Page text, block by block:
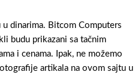
dinarima. Bitcom Computers
budu prikazani sa tačnim
i cenama. Ipak, ne možemo
artikala na ovom sajtu u